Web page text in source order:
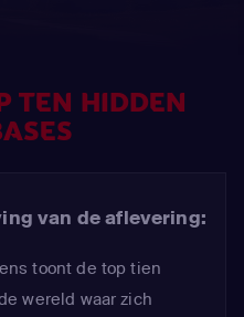
TEN HIDDEN
van de aflevering:
toont de top tien
wereld waar zich